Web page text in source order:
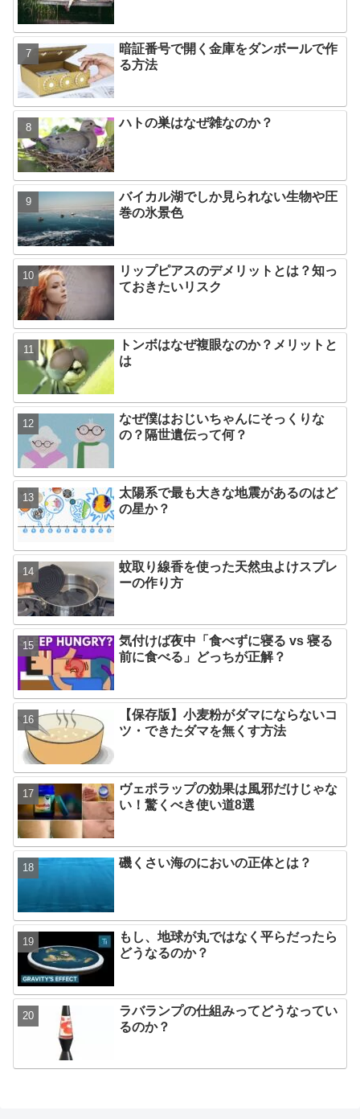
暗証番号で開く金庫をダンボールで作
る方法
ハトの巣はなぜ雑なのか？
バイカル湖でしか見られない生物や圧
巻の氷景色
リップピアスのデメリットとは？知っ
ておきたいリスク
トンボはなぜ複眼なのか？メリットと
は
なぜ僕はおじいちゃんにそっくりな
の？隔世遺伝って何？
太陽系で最も大きな地震があるのはど
の星か？
蚊取り線香を使った天然虫よけスプレ
ーの作り方
気付けば夜中「食べずに寝る vs 寝る
前に食べる」どっちが正解？
【保存版】小麦粉がダマにならないコ
ツ・できたダマを無くす方法
ヴェポラップの効果は風邪だけじゃな
い！驚くべき使い道8選
磯くさい海のにおいの正体とは？
もし、地球が丸ではなく平らだったら
どうなるのか？
ラバランプの仕組みってどうなってい
るのか？